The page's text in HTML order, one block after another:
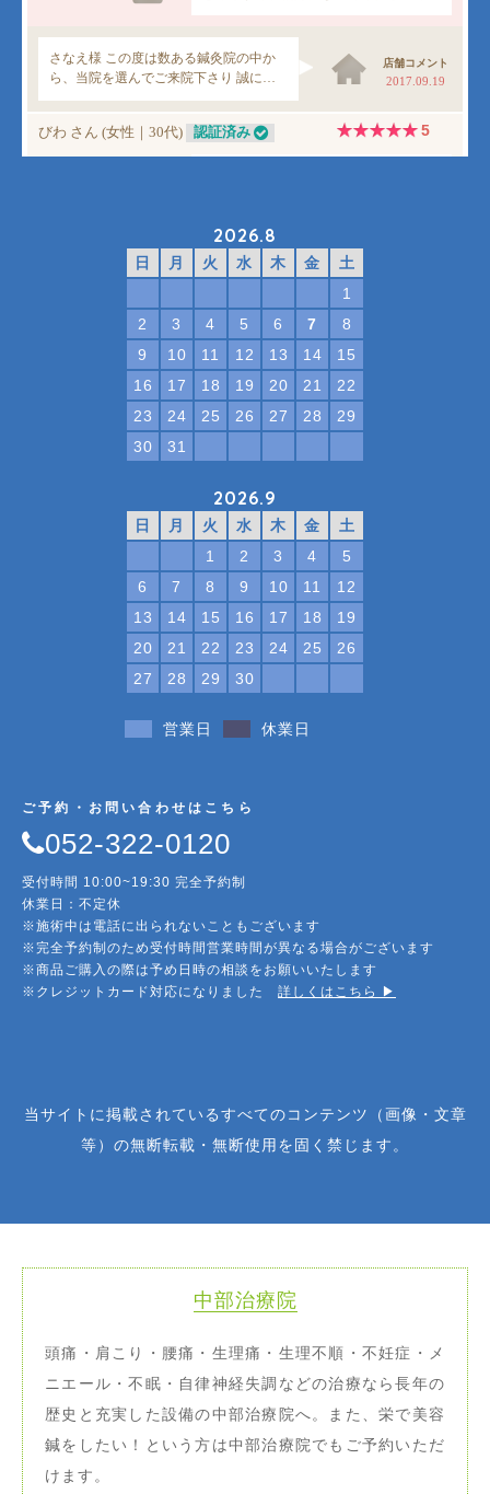
2026.8
日 月 火 水 木 金
土
1
2
3 4 5 6 7
8
9
10 11 12 13 14
15
16
17 18 19 20 21
22
23
24 25 26 27 28
29
30
31
2026.9
日 月 火 水 木 金
土
1
2 3 4
5
6
7 8 9 10 11
12
13
14 15 16 17 18
19
20
21 22 23 24 25
26
27
28 29 30
営業日 休業日
ご予約・お問い合わせはこちら
052-322-0120
受付時間 10:00~19:30 完全予約制
休業日：不定休
※施術中は電話に出られないこともございます
※完全予約制のため受付時間営業時間が異なる場合がございます
※商品ご購入の際は予め日時の相談をお願いいたします
※クレジットカード対応になりました 詳しくはこちら ▶︎
当サイトに掲載されているすべてのコンテンツ（画像・文章
等）の無断転載・無断使用を固く禁じます。
中部治療院
頭痛・肩こり・腰痛・生理痛・生理不順・不妊症・メ
ニエール・不眠・自律神経失調などの治療なら長年の
歴史と充実した設備の中部治療院へ。また、栄で美容
鍼をしたい！という方は中部治療院でもご予約いただ
けます。